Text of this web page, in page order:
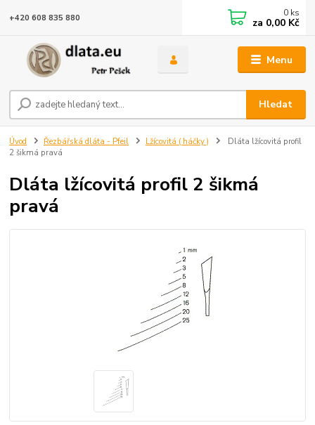
Menu
Hledat
+420 608 835 880 0 ks
za 0,00 Kč
Úvod Řezbářská dláta - Pfeil Lžícovitá ( háčky )
Dláta lžícovitá profil
2 šikmá pravá
Dláta lžícovitá profil 2 šikmá
pravá